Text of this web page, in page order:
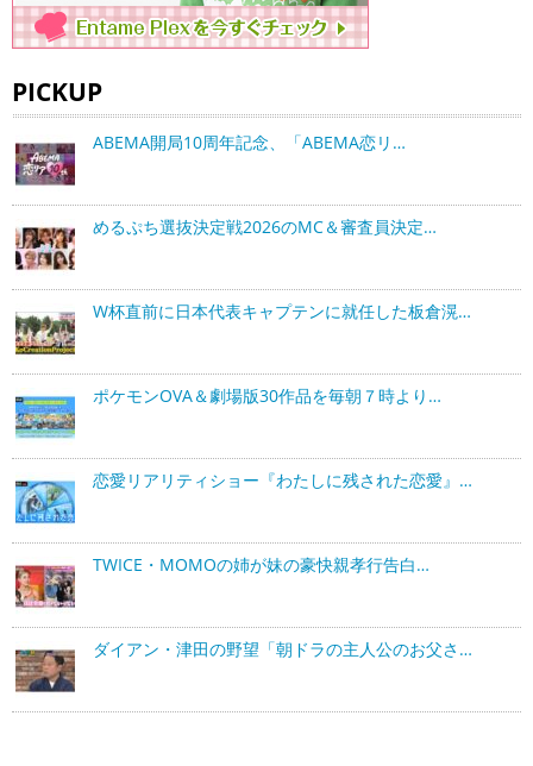
PICKUP
ABEMA開局10周年記念、「ABEMA恋リ…
めるぷち選抜決定戦2026のMC＆審査員決定…
W杯直前に日本代表キャプテンに就任した板倉滉…
ポケモンOVA＆劇場版30作品を毎朝７時より…
恋愛リアリティショー『わたしに残された恋愛』…
TWICE・MOMOの姉が妹の豪快親孝行告白…
ダイアン・津田の野望「朝ドラの主人公のお父さ…